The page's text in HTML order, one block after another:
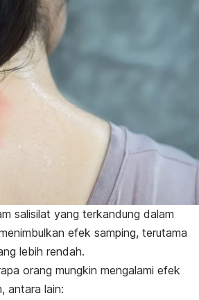
salisilat yang terkandung dalam
efek samping, terutama
lebih rendah.
orang mungkin mengalami efek
antara lain: